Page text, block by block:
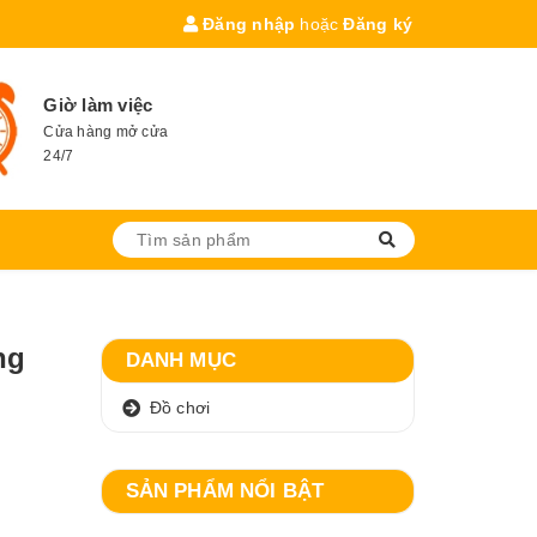
Đăng nhập hoặc Đăng ký
Giờ làm việc
Cửa hàng mở cửa
24/7
DANH MỤC
Đồ chơi
SẢN PHẨM NỔI BẬT